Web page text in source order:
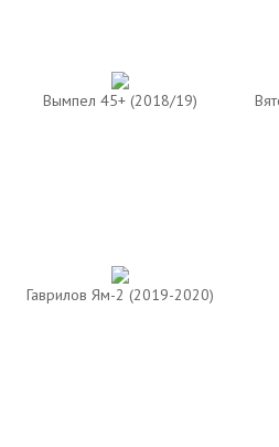
Вымпел 45+ (2018/19)
Гаврилов Ям-2 (2019-2020)